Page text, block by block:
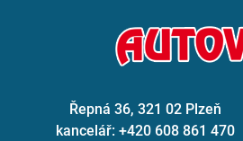
Řepná 36, 321 02 Plzeň
kancelář: +420 608 861 470